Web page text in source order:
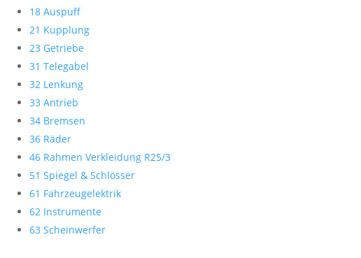
18 Auspuff
21 Kupplung
23 Getriebe
31 Telegabel
32 Lenkung
33 Antrieb
34 Bremsen
36 Räder
46 Rahmen Verkleidung R25/3
51 Spiegel & Schlösser
61 Fahrzeugelektrik
62 Instrumente
63 Scheinwerfer